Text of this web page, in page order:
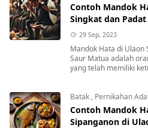
Contoh Mandok
Singkat dan Padat
29 Sep, 2023
Mandok Hata di Ulaon
Saur Matua adalah
yang telah memiliki
Batak , Pernikahan
Contoh Mandok
Sipanganon di